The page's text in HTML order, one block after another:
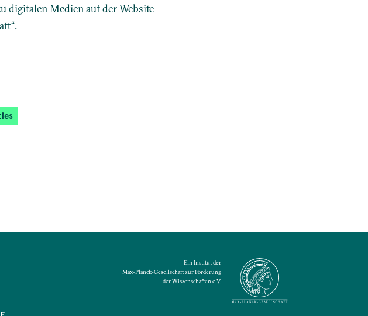
digitalen Medien auf der Website
Ein Institut der
Max-Planck-Gesellschaft zur Förderung
der Wissenschaften e.V.